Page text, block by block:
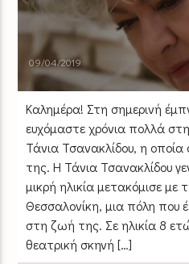
09/04/2019
Καλημέρα! Στη σημερινή
ευχόμαστε χρόνια πολλά
Τάνια Τσανακλίδου, η οποία
της. Η Τάνια Τσανακλίδου
μικρή ηλικία μετακόμισε με
Θεσσαλονίκη, μια πόλη που
στη ζωή της. Σε ηλικία 8
θεατρική σκηνή […]